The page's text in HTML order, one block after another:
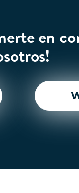
en